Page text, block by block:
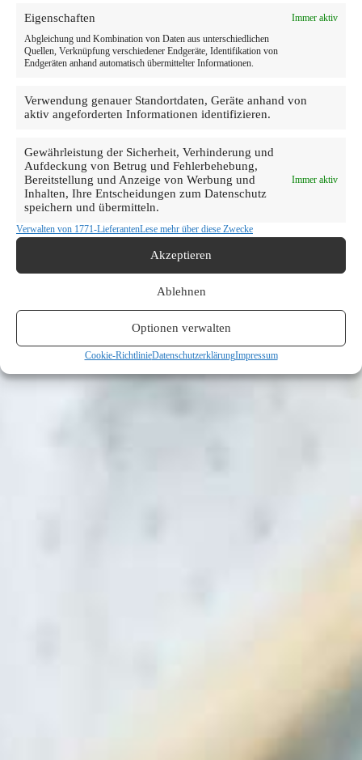
Eigenschaften
Immer aktiv
Abgleichung und Kombination von Daten aus unterschiedlichen
Quellen, Verknüpfung verschiedener Endgeräte, Identifikation von
Endgeräten anhand automatisch übermittelter Informationen.
Verwendung genauer Standortdaten, Geräte anhand von
aktiv angeforderten Informationen identifizieren.
Gewährleistung der Sicherheit, Verhinderung und
Aufdeckung von Betrug und Fehlerbehebung,
Bereitstellung und Anzeige von Werbung und
Inhalten, Ihre Entscheidungen zum Datenschutz
speichern und übermitteln.
Immer aktiv
Verwalten von 1771-LieferantenLese mehr über diese Zwecke
Akzeptieren
Ablehnen
Optionen verwalten
Cookie-RichtlinieDatenschutzerklärungImpressum